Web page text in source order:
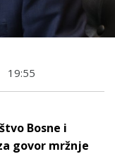
19:55
Bosne i
govor mržnje